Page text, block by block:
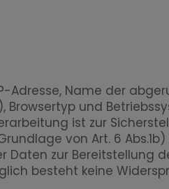
Adresse, Name der
und
ist zur
von Art. 6
zur Bereitstellung
besteht keine